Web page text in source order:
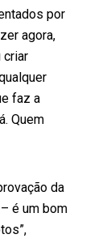
por
agora,
criar
faz a
Quem
da
é um bom